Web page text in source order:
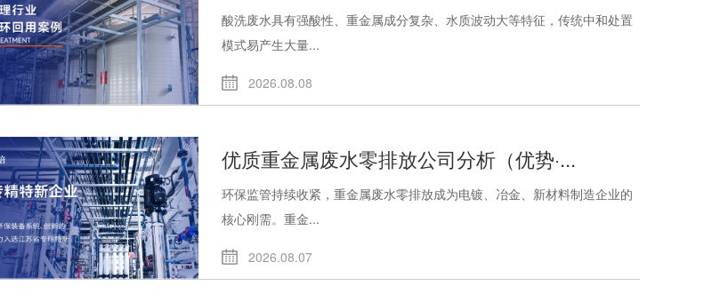
酸洗废水具有强酸性、重金属成分复杂、水质波动大等特征，传统中和处置
模式易产生大量...
2026.08.08
优质重金属废水零排放公司分析（优势·...
环保监管持续收紧，重金属废水零排放成为电镀、冶金、新材料制造企业的
核心刚需。重金...
2026.08.07